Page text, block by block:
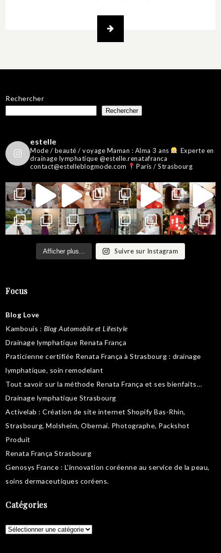
Rechercher
Rechercher
estelle
Mode / beauté / voyage Maman : Alma 3 ans
Experte en
drainage lymphatique @estelle.renatafranca
contact@estelleblogmode.com
Paris / Strasbourg
Afficher plus... Suivre sur Instagram
Focus
Blog Love
Kambouis : Blog Automobile et Lifestyle
Drainage lymphatique Renata França
Praticienne certifiée Renata França à Strasbourg : drainage
lymphatique, soin remodelant
Tout savoir sur la méthode Renata França et ses bienfaits…
Drainage lymphatique Strasbourg
Activelab : Création de site internet Shopify Bas-Rhin,
Strasbourg, Molsheim, Obernai. Photographe, Packshot
Produit
Renata França Strasbourg
Genosys France : L’innovation coréenne au service de la peau,
soins dermaceutiques coréens.
Catégories
Catégories